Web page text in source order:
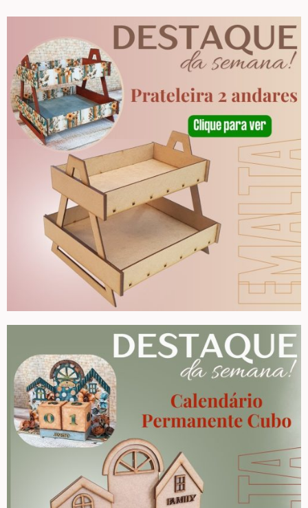
Floreiras – Porta Chaves
Flores e Folhas
Frases – Palavras
Home – Lar – Bem-vindo
Jardim – Garden – Pássaros – Borboletas –
Bicicletas
Lavanderia
Placas de MDF
Mesa Posta Coração
Plaquinhas – Fundos – Molduras e Shaker Box
Religiosos – Zen – Gratidão